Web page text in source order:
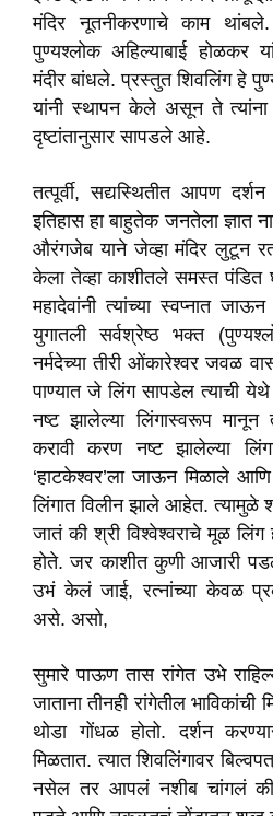
मंदिर नूतनीकरणाचे काम
पुण्यश्लोक अहिल्याबाई होळकर
मंदीर बांधले. प्रस्तुत शिवलिंग हे
यांनी स्थापन केले असून ते त्यांना
दृष्टांतानुसार सापडले आहे.
तत्पूर्वी, सद्यस्थितीत आपण
इतिहास हा बाहुतेक जनतेला ज्ञात
औरंगजेब याने जेव्हा मंदिर लुटून
केला तेव्हा काशीतले समस्त पंडित
महादेवांनी त्यांच्या स्वप्नात
युगातली सर्वश्रेष्ठ भक्त
नर्मदेच्या तीरी ओंकारेश्वर जवळ
पाण्यात जे लिंग सापडेल त्याची येथे
नष्ट झालेल्या लिंगास्वरूप मानून
करावी करण नष्ट झालेल्या
‘हाटकेश्वर’ला जाऊन मिळाले आणि
लिंगात विलीन झाले आहेत. त्यामुळे
जातं की श्री विश्वेश्वराचे मूळ लिंग
होते. जर काशीत कुणी आजारी
उभं केलं जाई, रत्नांच्या केवळ
असे. असो,
सुमारे पाऊण तास रांगेत उभे
जाताना तीनही रांगेतील
थोडा गोंधळ होतो. दर्शन
मिळतात. त्यात शिवलिंगावर
नसेल तर आपलं नशीब चांगलं की